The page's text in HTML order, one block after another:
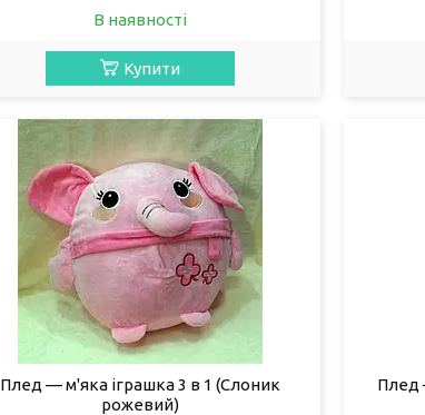
В наявності
Купити
Плед — м'яка іграшка 3 в 1 (Слоник
рожевий)
Плед